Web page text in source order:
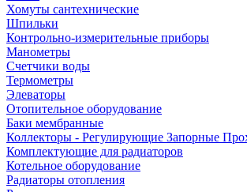
Хомуты сантехнические
Шпильки
Контрольно-измерительные приборы
Манометры
Счетчики воды
Термометры
Элеваторы
Отопительное оборудование
Баки мембранные
Коллекторы - Регулирующие Запорные
Комплектующие для радиаторов
Котельное оборудование
Радиаторы отопления